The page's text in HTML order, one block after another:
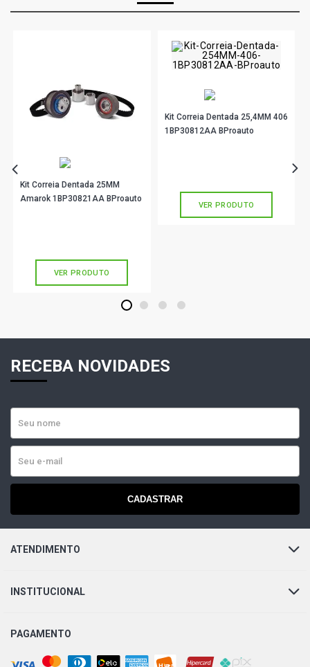
Kit Correia Dentada 25MM
Amarok 1BP30821AA BProauto
VER PRODUTO
Kit Correia Dentada 25,4MM 406
1BP30812AA BProauto
VER PRODUTO
1 2 3 4
RECEBA NOVIDADES
CADASTRAR
ATENDIMENTO
INSTITUCIONAL
PAGAMENTO